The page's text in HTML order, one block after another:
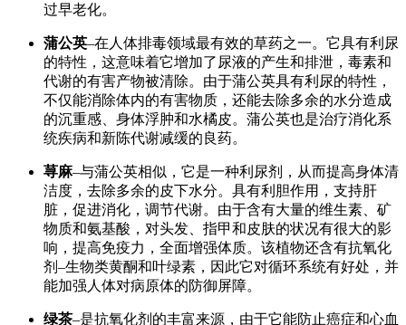
过早老化。
蒲公英–在人体排毒领域最有效的草药之一。它具有利尿
的特性，这意味着它增加了尿液的产生和排泄，毒素和
代谢的有害产物被清除。由于蒲公英具有利尿的特性，
不仅能消除体内的有害物质，还能去除多余的水分造成
的沉重感、身体浮肿和水橘皮。蒲公英也是治疗消化系
统疾病和新陈代谢减缓的良药。
荨麻–与蒲公英相似，它是一种利尿剂，从而提高身体清
洁度，去除多余的皮下水分。具有利胆作用，支持肝
脏，促进消化，调节代谢。由于含有大量的维生素、矿
物质和氨基酸，对头发、指甲和皮肤的状况有很大的影
响，提高免疫力，全面增强体质。该植物还含有抗氧化
剂–生物类黄酮和叶绿素，因此它对循环系统有好处，并
能加强人体对病原体的防御屏障。
绿茶–是抗氧化剂的丰富来源，由于它能防止癌症和心血